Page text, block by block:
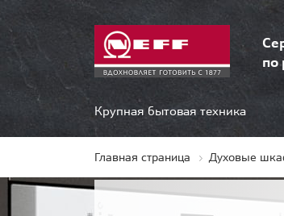
по
Крупная бытовая техника
Главная страница Духовые